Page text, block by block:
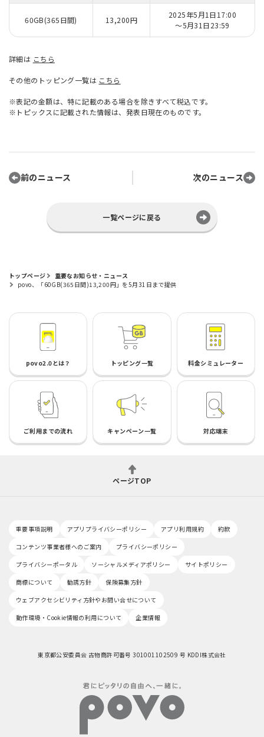
60GB(365日間) 13,200円
2025年5月1日17:00
～5月31日23:59
詳細は こちら
その他のトッピング一覧は こちら
※表記の金額は、特に記載のある場合を除きすべて税込です。
※トピックスに記載された情報は、発表日現在のものです。
前のニュース 次のニュース
一覧ページに戻る
トップページ
重要なお知らせ・ニュース
povo、「60GB(365日間)13,200円」を5月31日まで提供
povo2.0とは？ トッピング一覧 料金シミュレーター
ご利用までの流れ キャンペーン一覧 対応端末
ページTOP
重要事項説明 アプリプライバシーポリシー アプリ利用規約
約款
コンテンツ事業者様へのご案内
プライバシーポリシー
プライバシーポータル
ソーシャルメディアポリシー
サイトポリシー
商標について
勧誘方針
保険募集方針
ウェブアクセシビリティ方針やお問い合せについて
動作環境・Cookie情報の利用について
企業情報
東京都公安委員会 古物商許可番号 301001102509 号 KDDI株式会社